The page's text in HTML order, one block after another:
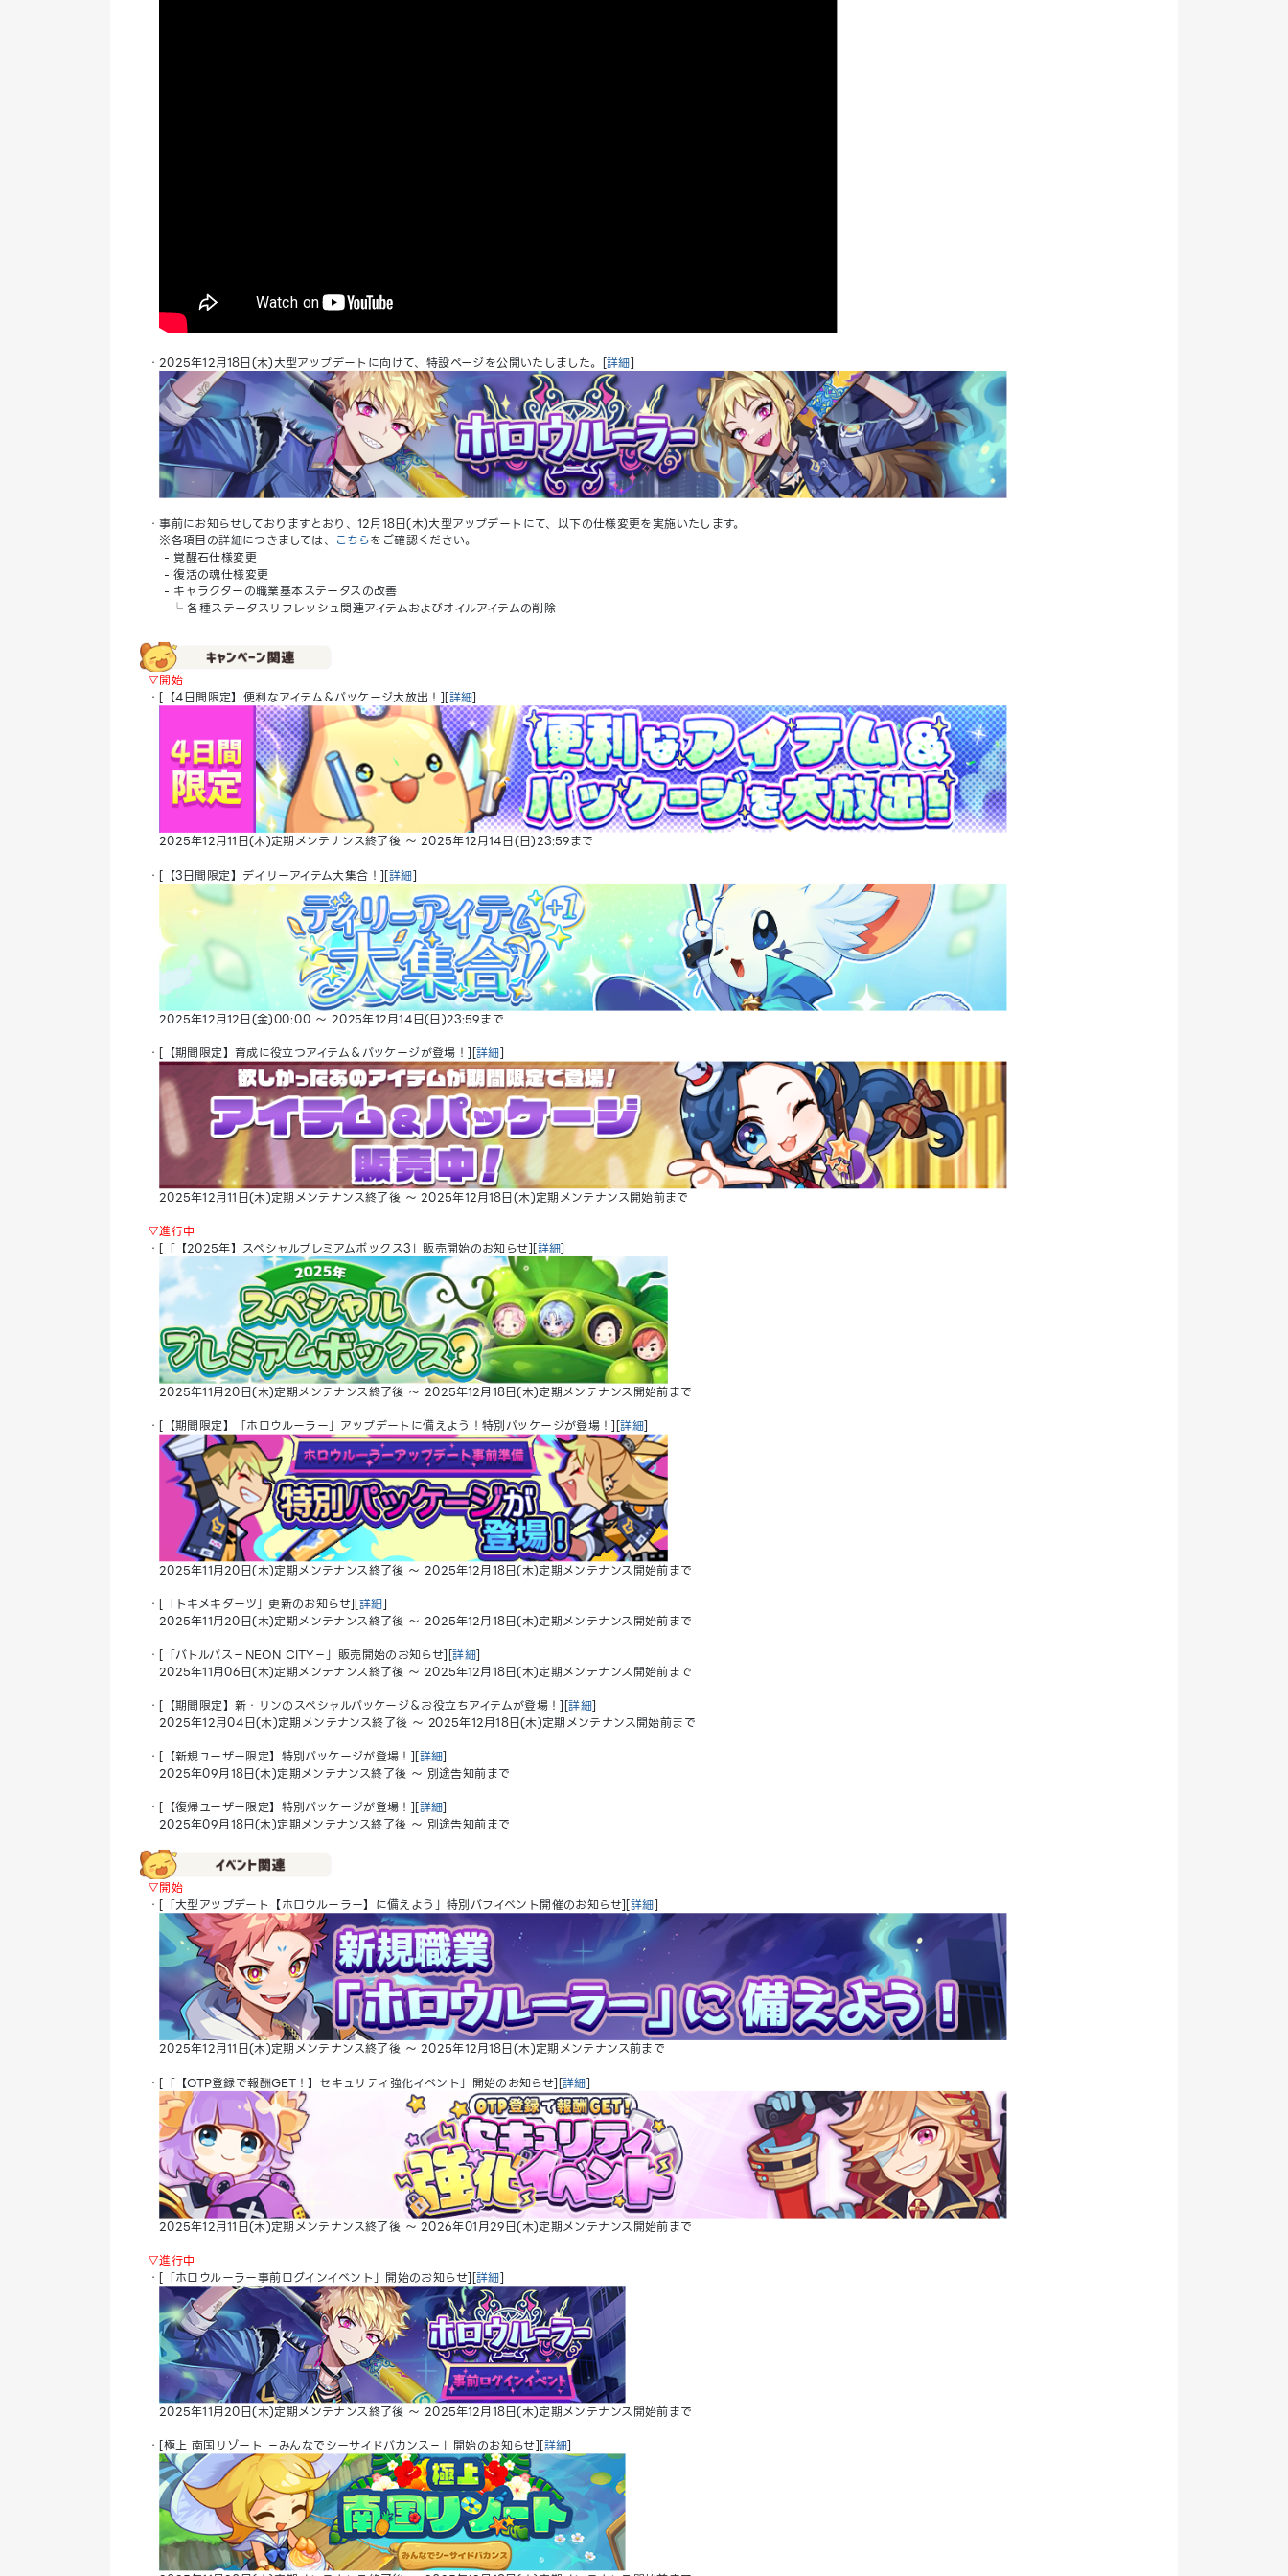
・2025年12月18日(木)大型アップデートに向けて、特設ページを公開いたしました。[詳細]
・事前にお知らせしておりますとおり、12月18日(木)大型アップデートにて、以下の仕様変更を実施いたします。
※各項目の詳細につきましては、 こちらをご確認ください。
- 覚醒石仕様変更
- 復活の魂仕様変更
- キャラクターの職業基本ステータスの改善
└ 各種ステータスリフレッシュ関連アイテムおよびオイルアイテムの削除
▽開始
・[【4日間限定】便利なアイテム＆パッケージ大放出！][詳細]
2025年12月11日(木)定期メンテナンス終了後 ～ 2025年12月14日(日)23:59まで
・[【3日間限定】デイリーアイテム大集合！][詳細]
2025年12月12日(金)00:00 ～ 2025年12月14日(日)23:59まで
・[【期間限定】育成に役立つアイテム＆パッケージが登場！][詳細]
2025年12月11日(木)定期メンテナンス終了後 ～ 2025年12月18日(木)定期メンテナンス開始前まで
▽進行中
・[「【2025年】スペシャルプレミアムボックス3」販売開始のお知らせ][詳細]
2025年11月20日(木)定期メンテナンス終了後 ～ 2025年12月18日(木)定期メンテナンス開始前まで
・[【期間限定】「ホロウルーラー」アップデートに備えよう！特別パッケージが登場！][詳細]
2025年11月20日(木)定期メンテナンス終了後 ～ 2025年12月18日(木)定期メンテナンス開始前まで
・[「トキメキダーツ」更新のお知らせ][詳細]
2025年11月20日(木)定期メンテナンス終了後 ～ 2025年12月18日(木)定期メンテナンス開始前まで
・[「バトルパス－NEON CITY－」販売開始のお知らせ][詳細]
2025年11月06日(木)定期メンテナンス終了後 ～ 2025年12月18日(木)定期メンテナンス開始前まで
・[【期間限定】新・リンのスペシャルパッケージ＆お役立ちアイテムが登場！][詳細]
2025年12月04日(木)定期メンテナンス終了後 ～ 2025年12月18日(木)定期メンテナンス開始前まで
・[【新規ユーザー限定】特別パッケージが登場！][詳細]
2025年09月18日(木)定期メンテナンス終了後 ～ 別途告知前まで
・[【復帰ユーザー限定】特別パッケージが登場！][詳細]
2025年09月18日(木)定期メンテナンス終了後 ～ 別途告知前まで
▽開始
・[「大型アップデート【ホロウルーラー】に備えよう」特別バフイベント開催のお知らせ][詳細]
2025年12月11日(木)定期メンテナンス終了後 ～ 2025年12月18日(木)定期メンテナンス前まで
・[「【OTP登録で報酬GET！】セキュリティ強化イベント」開始のお知らせ][詳細]
2025年12月11日(木)定期メンテナンス終了後 ～ 2026年01月29日(木)定期メンテナンス開始前まで
▽進行中
・[「ホロウルーラー事前ログインイベント」開始のお知らせ][詳細]
2025年11月20日(木)定期メンテナンス終了後 ～ 2025年12月18日(木)定期メンテナンス開始前まで
・[極上 南国リゾート －みんなでシーサイドバカンス－」開始のお知らせ][詳細]